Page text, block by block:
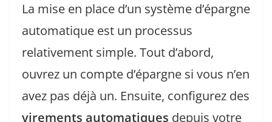
La mise en place d’un système d’épargne
automatique est un processus
relativement simple. Tout d’abord,
ouvrez un compte d’épargne si vous n’en
avez pas déjà un. Ensuite, configurez des
virements automatiques depuis votre